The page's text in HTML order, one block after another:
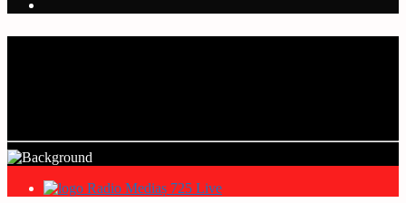
Radio Mediaș 725 Live